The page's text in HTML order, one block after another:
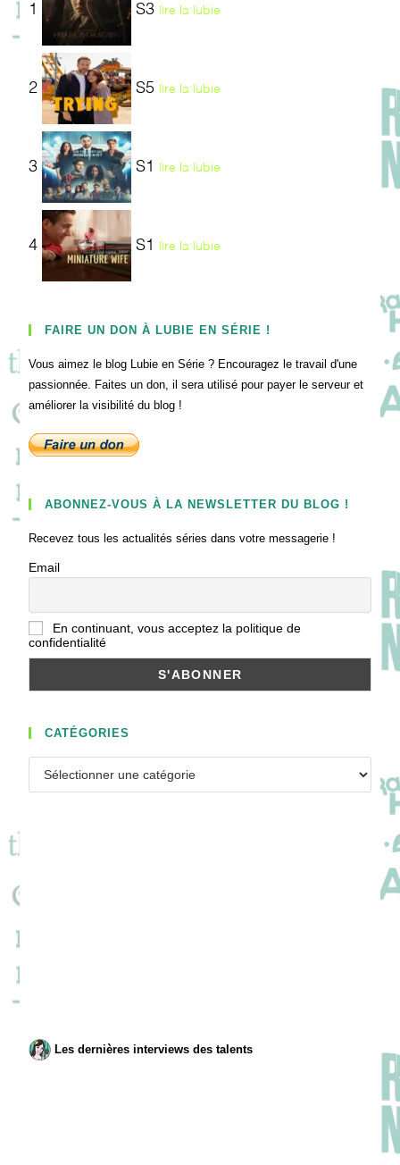
1 S3 lire la lubie
2 S5 lire la lubie
3 S1 lire la lubie
4 S1 lire la lubie
FAIRE UN DON À LUBIE EN SÉRIE !
Vous aimez le blog Lubie en Série ? Encouragez le travail d'une
passionnée. Faites un don, il sera utilisé pour payer le serveur et
améliorer la visibilité du blog !
ABONNEZ-VOUS À LA NEWSLETTER DU BLOG !
Recevez tous les actualités séries dans votre messagerie !
Email
En continuant, vous acceptez la politique de
confidentialité
CATÉGORIES
Catégories
Les dernières interviews des talents